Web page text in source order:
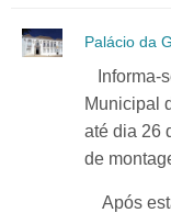
Palácio da
Informa-
Municipal
até dia 26
de
Após